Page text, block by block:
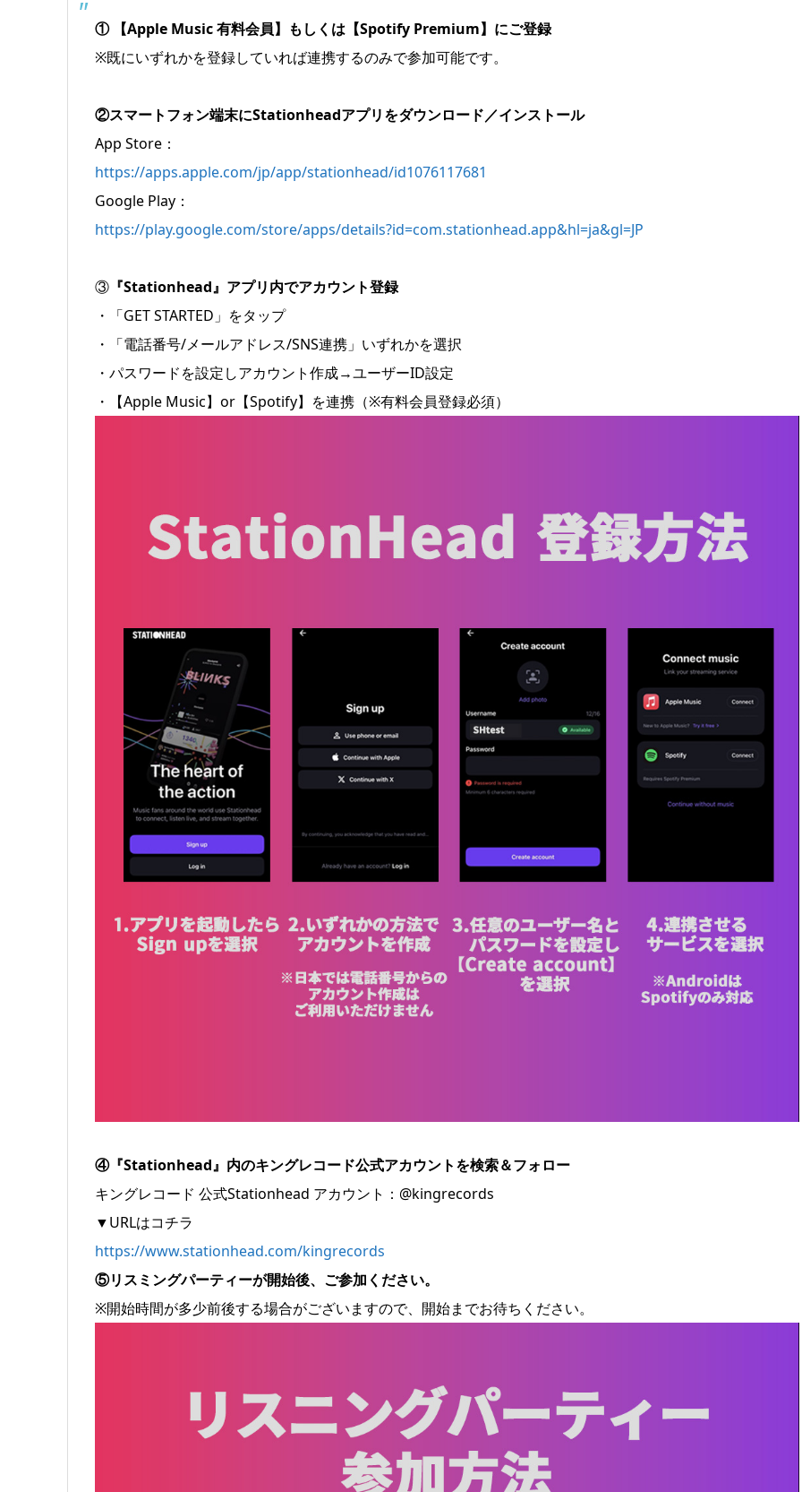
① 【Apple Music 有料会員】もしくは【Spotify Premium】にご登録
※既にいずれかを登録していれば連携するのみで参加可能です。
②スマートフォン端末にStationheadアプリをダウンロード／インストール
App Store：
https://apps.apple.com/jp/app/stationhead/id1076117681
Google Play：
https://play.google.com/store/apps/details?id=com.stationhead.app&hl=ja&gl=JP
③『Stationhead』アプリ内でアカウント登録
・「GET STARTED」をタップ
・「電話番号/メールアドレス/SNS連携」いずれかを選択
・パスワードを設定しアカウント作成→ユーザーID設定
・【Apple Music】or【Spotify】を連携（※有料会員登録必須）
④『Stationhead』内のキングレコード公式アカウントを検索＆フォロー
キングレコード 公式Stationhead アカウント：@kingrecords
▼URLはコチラ
https://www.stationhead.com/kingrecords
⑤リスミングパーティーが開始後、ご参加ください。
※開始時間が多少前後する場合がございますので、開始までお待ちください。